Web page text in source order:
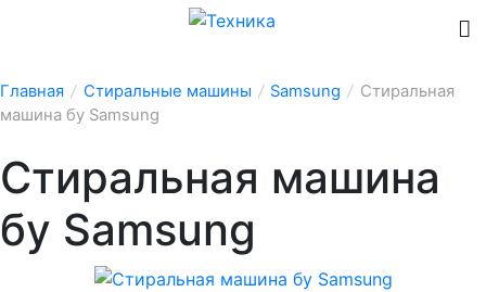
Главная / Стиральные машины / Samsung / Стиральная
машина бу Samsung
Стиральная машина
бу Samsung